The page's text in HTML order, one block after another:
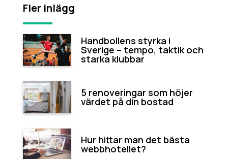
Fler inlägg
Handbollens styrka i
Sverige – tempo, taktik och
starka klubbar
5 renoveringar som höjer
värdet på din bostad
Hur hittar man det bästa
webbhotellet?